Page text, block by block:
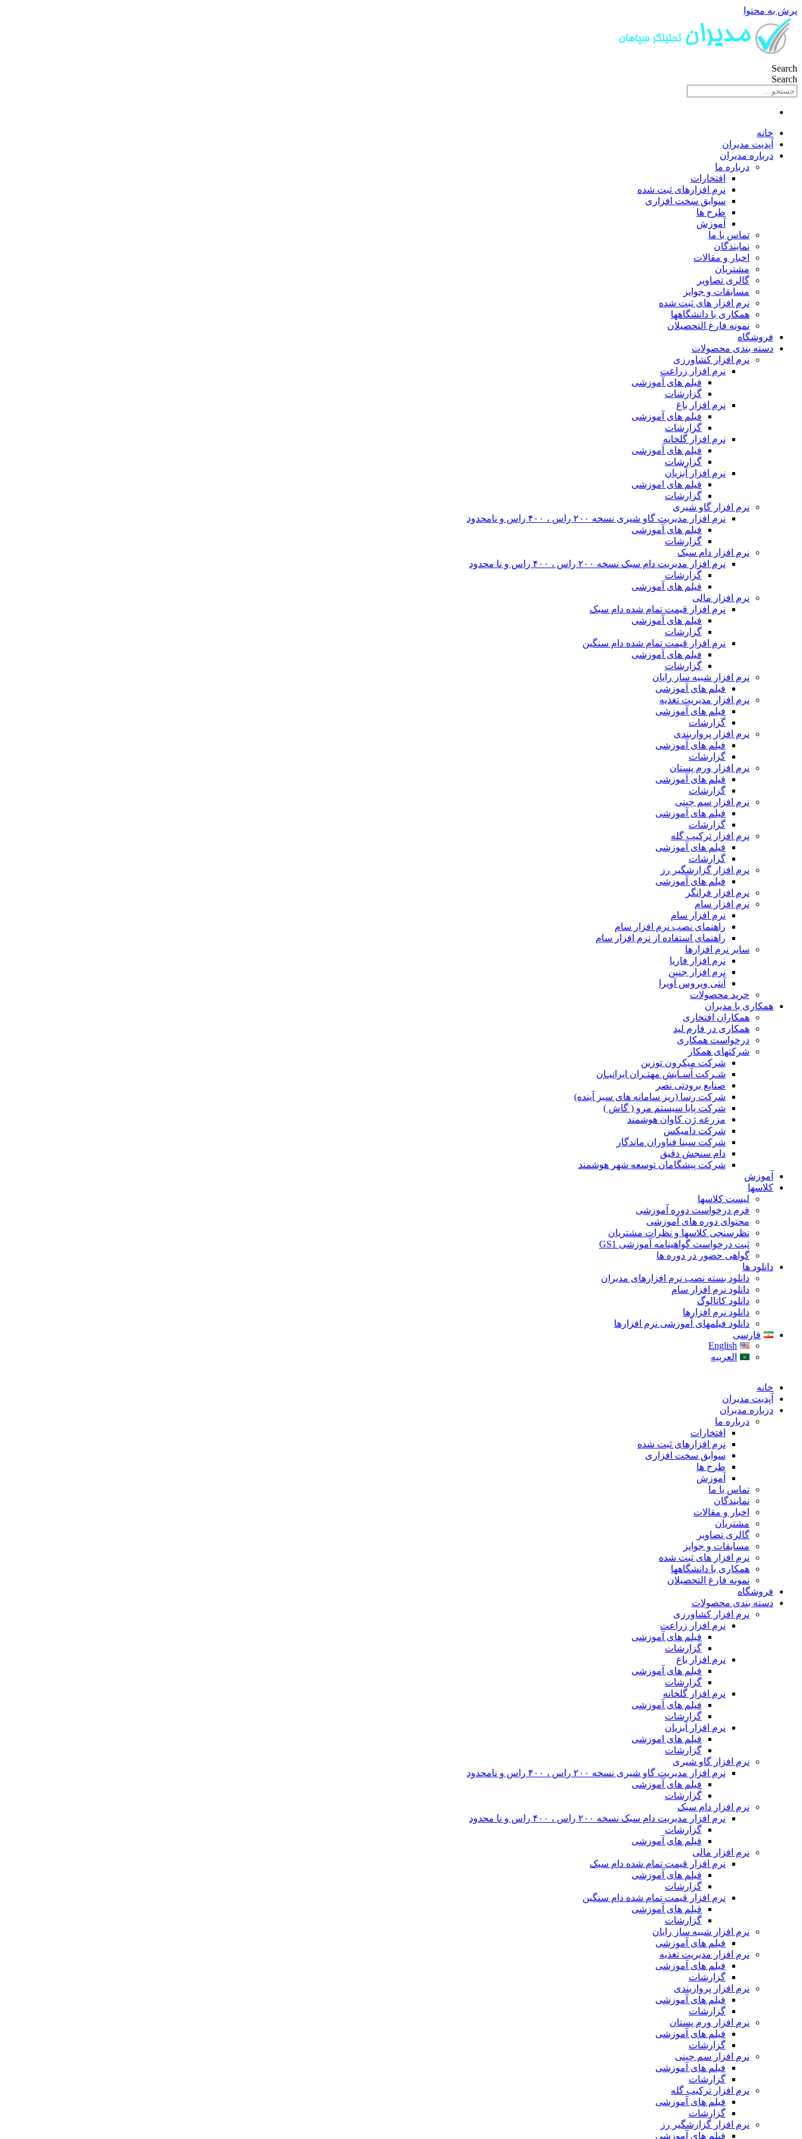
پرش به محتوا
Search
Search
خانه
آپدیت مدیران
درباره مدیران
درباره ما
افتخارات
نرم افزارهای ثبت شده
سوابق سخت افزاری
طرح ها
آموزش
تماس با ما
نمایندگان
اخبار و مقالات
مشتریان
گالری تصاویر
مسابقات و جوایز
نرم افزار های ثبت شده
همکاری با دانشگاهها
نمونه فارغ التحصیلان
فروشگاه
دسته بندی محصولات
نرم افزار کشاورزی
نرم افزار زراعت
فیلم های آموزشی
گزارشات
نرم افزار باغ
فیلم های آموزشی
گزارشات
نرم افزار گلخانه
فیلم های آموزشی
گزارشات
نرم افزار آبزیان
فیلم های اموزشی
گزارشات
نرم افزار گاو شیری
نرم افزار مدیریت گاو شیری نسخه ۲۰۰ راس ، ۴۰۰ راس و نامحدود
فیلم های آموزشی
گزارشات
نرم افزار دام سبک
نرم افزار مدیریت دام سبک نسخه ۲۰۰ راس ، ۴۰۰ راس و نا محدود
گزارشات
فیلم های آموزشی
نرم افزار مالی
نرم افزار قیمت تمام شده دام سبک
فیلم های آموزشی
گزارشات
نرم افزار قیمت تمام شده دام سنگین
فیلم های آموزشی
گزارشات
نرم افزار شبیه ساز رایان
فیلم های آموزشی
نرم افزار مدیریت تغذیه
فیلم های آموزشی
گزارشات
نرم افزار پرواربندی
فیلم های آموزشی
گزارشات
نرم افزار ورم پستان
فیلم های آموزشی
گزارشات
نرم افزار سم چینی
فیلم های آموزشی
گزارشات
نرم افزار ترکیب گله
فیلم های آموزشی
گزارشات
نرم افزار گزارشگیر رز
فیلم های آموزشی
نرم افزار فرانگر
نرم افزار سام
نرم افزار سام
راهنمای نصب نرم افزار سام
راهنمای استفاده از نرم افزار سام
سایر نرم افزارها
نرم افزار فاریا
نرم افزار جنین
آنتی ویروس آویرا
خرید محصولات
همکاری با مدیران
همکاران افتخاری
همکاری در فارم لید
درخواست همکاری
شرکتهای همکار
شرکت میکرون توزین
شـرکت آسـایش مهتـران ایرانیـان
صنایع برودتی نصر
شرکت رسا (ریز سامانه های سبز آینده)
شرکت پایا سیستم مرو ( گاش )
مزرعه ژن کاوان هوشمند
شرکت دامیکس
شرکت سینا فناوران ماندگار
دام سنجش دقیق
شرکت پیشگامان توسعه شهر هوشمند
آموزش
کلاسها
لیست کلاسها
فرم درخواست دوره آموزشی
محتوای دوره های آموزشی
نظرسنجی کلاسها و نظرات مشتریان
ثبت درخواست گواهینامه آموزشی GS1
گواهی حضور در دوره ها
دانلود ها
دانلود بسته نصب نرم افزارهای مدیران
دانلود نرم افزار سام
دانلود کاتالوگ
دانلود نرم افزارها
دانلود فیلمهای آموزشی نرم افزارها
فارسی
English
العربیه
خانه
آپدیت مدیران
درباره مدیران
درباره ما
افتخارات
نرم افزارهای ثبت شده
سوابق سخت افزاری
طرح ها
آموزش
تماس با ما
نمایندگان
اخبار و مقالات
مشتریان
گالری تصاویر
مسابقات و جوایز
نرم افزار های ثبت شده
همکاری با دانشگاهها
نمونه فارغ التحصیلان
فروشگاه
دسته بندی محصولات
نرم افزار کشاورزی
نرم افزار زراعت
فیلم های آموزشی
گزارشات
نرم افزار باغ
فیلم های آموزشی
گزارشات
نرم افزار گلخانه
فیلم های آموزشی
گزارشات
نرم افزار آبزیان
فیلم های اموزشی
گزارشات
نرم افزار گاو شیری
نرم افزار مدیریت گاو شیری نسخه ۲۰۰ راس ، ۴۰۰ راس و نامحدود
فیلم های آموزشی
گزارشات
نرم افزار دام سبک
نرم افزار مدیریت دام سبک نسخه ۲۰۰ راس ، ۴۰۰ راس و نا محدود
گزارشات
فیلم های آموزشی
نرم افزار مالی
نرم افزار قیمت تمام شده دام سبک
فیلم های آموزشی
گزارشات
نرم افزار قیمت تمام شده دام سنگین
فیلم های آموزشی
گزارشات
نرم افزار شبیه ساز رایان
فیلم های آموزشی
نرم افزار مدیریت تغذیه
فیلم های آموزشی
گزارشات
نرم افزار پرواربندی
فیلم های آموزشی
گزارشات
نرم افزار ورم پستان
فیلم های آموزشی
گزارشات
نرم افزار سم چینی
فیلم های آموزشی
گزارشات
نرم افزار ترکیب گله
فیلم های آموزشی
گزارشات
نرم افزار گزارشگیر رز
فیلم های آموزشی